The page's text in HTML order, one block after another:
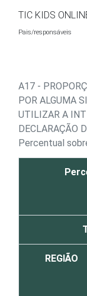
TIC KIDS
Pais/responsáveis
A17 -
POR ALGUMA
UTILIZAR A
DECLARAÇÃO
Percentual
REGIÃO